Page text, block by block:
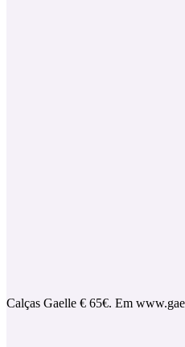
Calças Gaelle € 65€. Em